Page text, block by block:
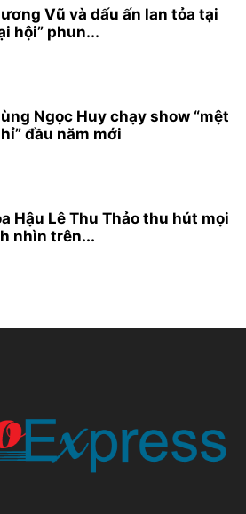
Vũ và dấu ấn lan tỏa tại
hội” phun...
Ngọc Huy chạy show “mệt
đầu năm mới
Hậu Lê Thu Thảo thu hút mọi
nhìn trên...